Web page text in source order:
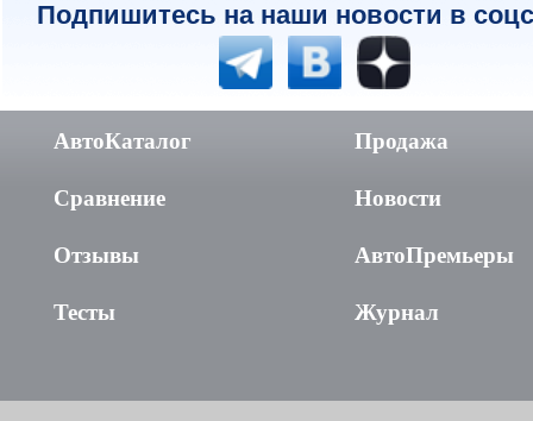
Подпишитесь на наши новости в
АвтоКаталог
Сравнение
Отзывы
Тесты
Продажа
Новости
АвтоПремьеры
Журнал